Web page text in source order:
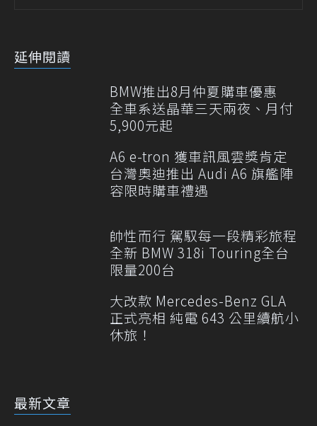
延伸閱讀
BMW推出8月仲夏購車優惠
全車系送晶華三天兩夜、月付
5,900元起
A6 e-tron 獲車訊風雲獎肯定
台灣奧迪推出 Audi A6 旗艦陣
容限時購車禮遇
帥性而行 駕馭每一段精彩旅程
全新 BMW 318i Touring全台
限量200台
大改款 Mercedes-Benz GLA
正式亮相 純電 643 公里續航小
休旅！
最新文章